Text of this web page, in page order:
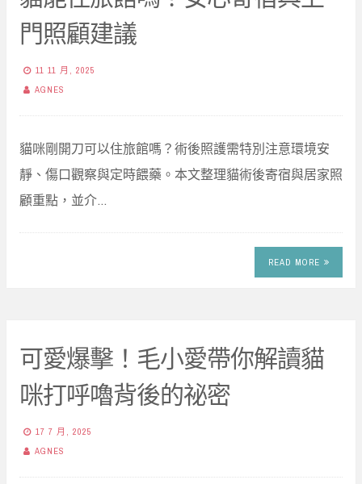
門照顧建議
11 11 月, 2025
AGNES
貓咪剛開刀可以住旅館嗎？術後照護需特別注意環境安
靜、傷口觀察與定時餵藥。本文整理貓術後寄宿與居家照
顧重點，並介…
READ MORE
可愛爆擊！毛小愛帶你解讀貓
咪打呼嚕背後的祕密
17 7 月, 2025
AGNES